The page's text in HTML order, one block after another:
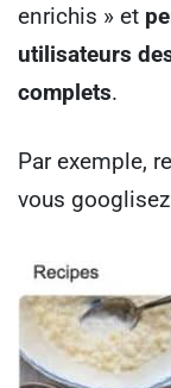
enrichis » et
utilisateurs
complets.
Par exemple,
vous